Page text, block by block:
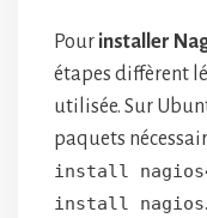
Pour installer
étapes diffèrent
utilisée. Sur
paquets
install
install nagios